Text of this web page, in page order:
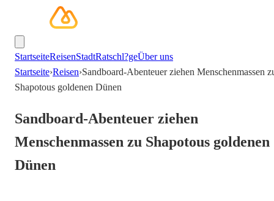
StartseiteReisenStadtRatschl?geÜber uns
Startseite›Reisen›Sandboard-Abenteuer ziehen Menschenmassen
Shapotous goldenen Dünen
Sandboard-Abenteuer ziehen
Menschenmassen zu Shapotous goldenen
Dünen